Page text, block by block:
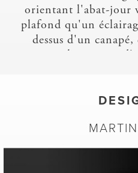
orientant l'abat-jour
plafond qu'un
dessus d'un
lecture ou
textile noir.
20W dégageant
l'équivalent